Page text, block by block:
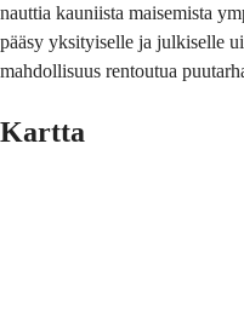
nauttia kauniista maisemista
pääsy yksityiselle ja julkiselle
mahdollisuus rentoutua
Kartta